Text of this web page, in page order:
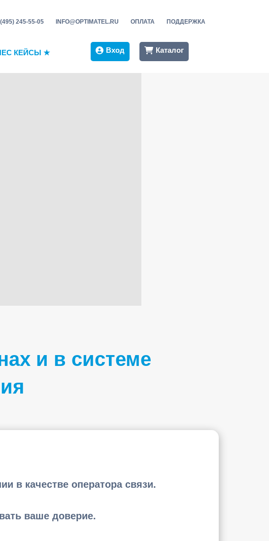
245-55-05 INFO@OPTIMATEL.RU ОПЛАТА ПОДДЕРЖКА
КЕЙСЫ ★ Вход Каталог
и в системе
в качестве оператора связи.
ваше доверие.